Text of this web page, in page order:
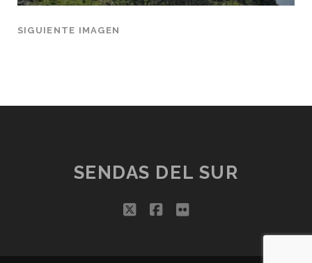
SIGUIENTE IMAGEN
SENDAS DEL SUR
twitterfacebook
flickr